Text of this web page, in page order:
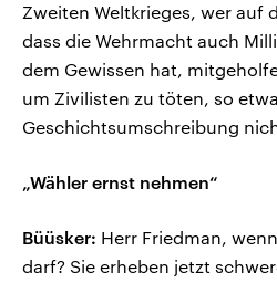
Zweiten Weltkrieges, wer auf
dass die Wehrmacht auch
dem Gewissen hat,
um Zivilisten zu töten, so
Geschichtsumschreibung
„Wähler ernst nehmen“
Büüsker: Herr Friedman,
darf? Sie erheben jetzt